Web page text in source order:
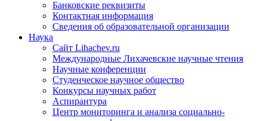
Банковские реквизиты
Контактная информация
Сведения об образовательной организации
Наука
Сайт Lihachev.ru
Международные Лихачевские научные чтения
Научные конференции
Студенческое научное общество
Конкурсы научных работ
Аспирантура
Центр мониторинга и анализа социально-